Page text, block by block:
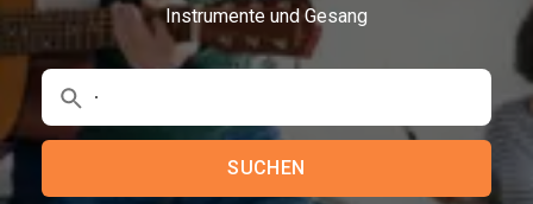
Instrumente und Gesang
∙
SUCHEN